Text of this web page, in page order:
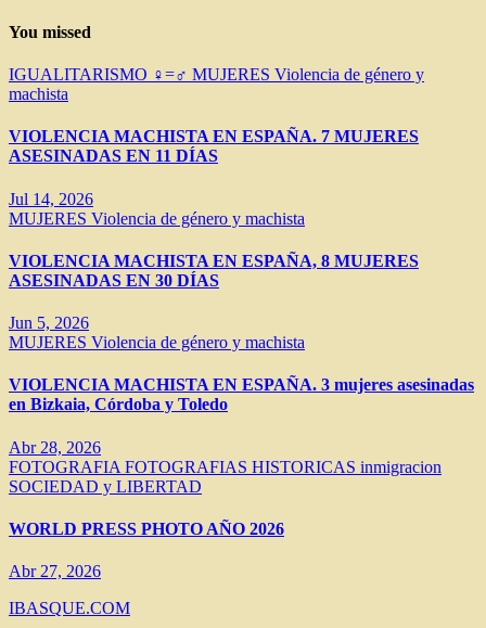
You missed
IGUALITARISMO ♀=♂ MUJERES Violencia de género y
machista
VIOLENCIA MACHISTA EN ESPAÑA. 7 MUJERES
ASESINADAS EN 11 DÍAS
Jul 14, 2026
MUJERES Violencia de género y machista
VIOLENCIA MACHISTA EN ESPAÑA, 8 MUJERES
ASESINADAS EN 30 DÍAS
Jun 5, 2026
MUJERES Violencia de género y machista
VIOLENCIA MACHISTA EN ESPAÑA. 3 mujeres asesinadas
en Bizkaia, Córdoba y Toledo
Abr 28, 2026
FOTOGRAFIA FOTOGRAFIAS HISTORICAS inmigracion
SOCIEDAD y LIBERTAD
WORLD PRESS PHOTO AÑO 2026
Abr 27, 2026
IBASQUE.COM